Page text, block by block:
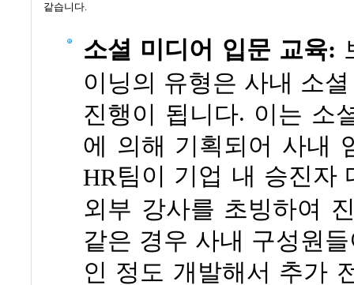
같습니다.
소셜 미디어 입문 교육:
이닝의 유형은 사내 소
진행이 됩니다. 이는 소
에 의해 기획되어 사내
HR팀이 기업 내 승진자
외부 강사를 초빙하여
같은 경우 사내 구성원
인 정도 개발해서 추가